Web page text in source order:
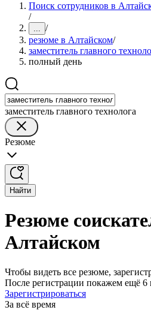
Поиск сотрудников в
/
... /
резюме в Алтайском/
заместитель главного
полный день
заместитель главного технолога
Резюме
Найти
Резюме
Алтайском
Чтобы видеть все резюме,
После регистрации покажем ещё 6
Зарегистрироваться
За всё время